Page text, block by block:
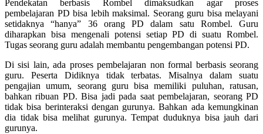
Pendekatan berbasis Rombel dimaksudkan agar proses
pembelajaran PD bisa lebih maksimal. Seorang guru bisa melayani
setidaknya “hanya” 36 orang PD dalam satu Rombel. Guru
diharapkan bisa mengenali potensi setiap PD di suatu Rombel.
Tugas seorang guru adalah membantu pengembangan potensi PD.
Di sisi lain, ada proses pembelajaran non formal berbasis seorang
guru. Peserta Didiknya tidak terbatas. Misalnya dalam suatu
pengajian umum, seorang guru bisa memiliki puluhan, ratusan,
bahkan ribuan PD. Bisa jadi pada saat pembelajaran, seorang PD
tidak bisa berinteraksi dengan gurunya. Bahkan ada kemungkinan
dia tidak bisa melihat gurunya. Tempat duduknya bisa jauh dari
gurunya.